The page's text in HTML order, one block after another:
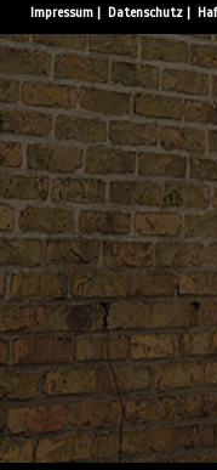
SK260LC/NLC-
SK300LC/NLC-
Impressum | Datenschutz |